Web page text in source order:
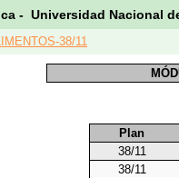
- Universidad Nacional
38/11
Plan
38/11
38/11